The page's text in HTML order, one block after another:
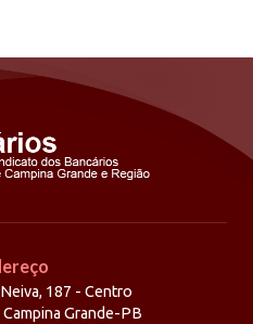
187 - Centro
Grande-PB